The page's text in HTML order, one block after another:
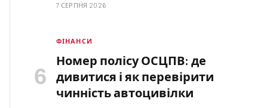
7 СЕРПНЯ 2026
ФІНАНСИ
Номер полісу ОСЦПВ: де
дивитися і як перевірити
чинність автоцивілки